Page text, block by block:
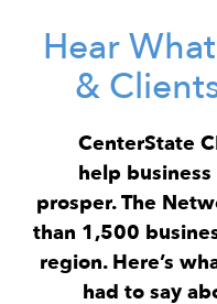
Hear
&
CenterState
help
prosper. The
than 1,500
region. Here’s
had to say